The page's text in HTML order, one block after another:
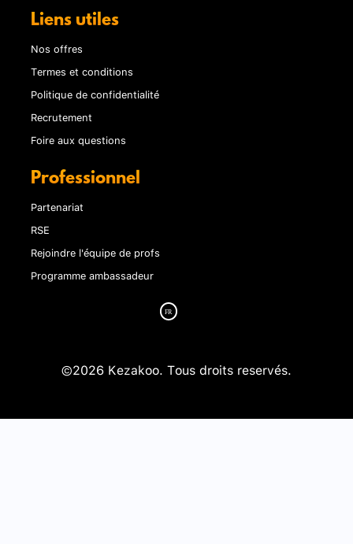
Liens utiles
Nos offres
Termes et conditions
Politique de confidentialité
Recrutement
Foire aux questions
Professionnel
Partenariat
RSE
Rejoindre l'équipe de profs
Programme ambassadeur
©2026 Kezakoo. Tous droits reservés.